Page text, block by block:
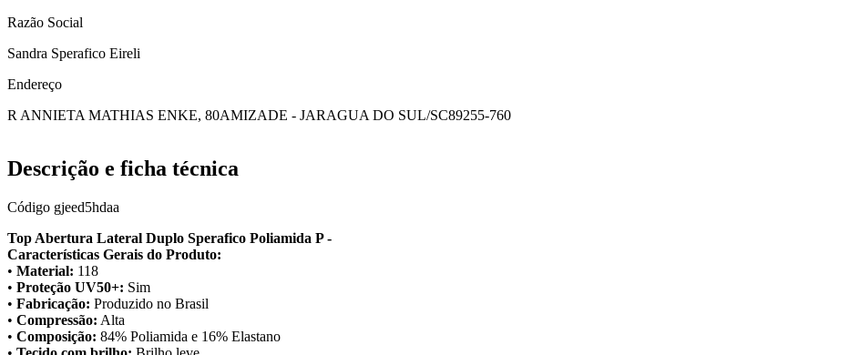
Razão Social
Sandra Sperafico Eireli
Endereço
R ANNIETA MATHIAS ENKE, 80AMIZADE - JARAGUA DO SUL/SC89255-760
Descrição e ficha técnica
Código gjeed5hdaa
Top Abertura Lateral Duplo Sperafico Poliamida P -
Características Gerais do Produto:
• Material: 118
• Proteção UV50+: Sim
• Fabricação: Produzido no Brasil
• Compressão: Alta
• Composição: 84% Poliamida e 16% Elastano